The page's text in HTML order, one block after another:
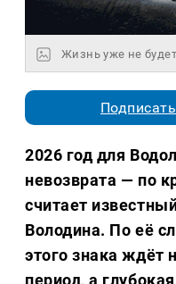
Жизнь уже не
2026 год для
невозврата — по
считает
Володина. По её
этого знака ждёт
период, а